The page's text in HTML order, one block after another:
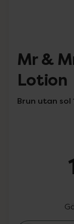
Mr &
Lotion
Brun utan sol